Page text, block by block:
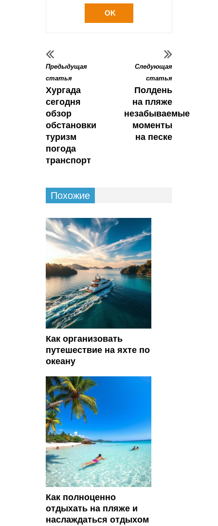
OK
Предыдущая
статья
Хургада
сегодня
обзор
обстановки
туризм
погода
транспорт
Следующая
статья
Полдень
на пляже
незабываемые
моменты
на песке
Похожие
Как организовать
путешествие на яхте по
океану
Как полноценно
отдыхать на пляже и
наслаждаться отдыхом